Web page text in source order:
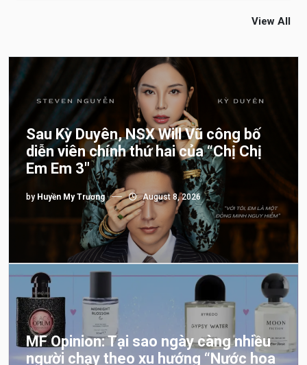
View All
Sau Kỳ Duyên, NSX Will Vũ công bố
diễn viên chính thứ hai của “Chị Chị
Em Em 3″
by Huyền My Trương August 8, 2026
MF Opinion: Tại sao ngày càng nhiều
người chạy theo xu hướng “Nước hoa